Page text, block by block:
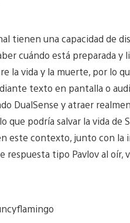
tienen una capacidad de
cuándo está preparada y
la vida y la muerte, por lo
texto en pantalla o
DualSense y atraer
que podría salvar la vida
este contexto, junto con
respuesta tipo Pavlov al